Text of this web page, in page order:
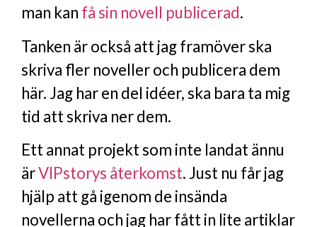
man kan få sin novell publicerad.
Tanken är också att jag framöver ska
skriva fler noveller och publicera dem
här. Jag har en del idéer, ska bara ta mig
tid att skriva ner dem.
Ett annat projekt som inte landat ännu
ärVIPstorys återkomst. Just nu får jag
hjälp att gå igenom de insända
novellerna och jag har fått in lite artiklar